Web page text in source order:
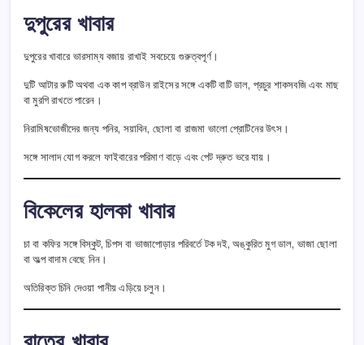
দুপুরের খাবার
দুপুরের খাবারে ভারসাম্য বজায় রাখাই সবচেয়ে গুরুত্বপূর্ণ।
দুটি আটার রুটি অথবা এক কাপ ব্রাউন রাইসের সঙ্গে একটি বাটি ডাল, প্রচুর শাকসবজি এবং মাছ
বা মুরগি রাখতে পারেন।
নিরামিষভোজীদের জন্য পনির, সয়াবিন, ছোলা বা রাজমা ভালো প্রোটিনের উৎস।
সঙ্গে সালাদ যোগ করলে ফাইবারের পরিমাণ বাড়ে এবং পেট দ্রুত ভরে যায়।
বিকেলের হালকা খাবার
চা বা কফির সঙ্গে বিস্কুট, চিপস বা ভাজাপোড়ার পরিবর্তে টক দই, অঙ্কুরিত মুগ ডাল, ভাজা ছোলা
বা অল্প বাদাম বেছে নিন।
অতিরিক্ত চিনি দেওয়া পানীয় এড়িয়ে চলুন।